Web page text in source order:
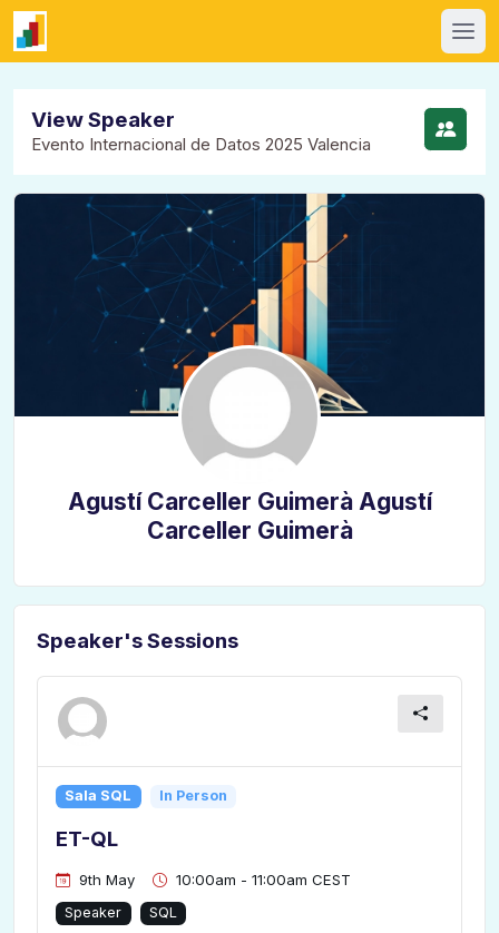
View Speaker
Evento Internacional de Datos 2025 Valencia
Agustí Carceller Guimerà Agustí
Carceller Guimerà
Speaker's Sessions
Sala SQL In Person
ET-QL
9th May 10:00am - 11:00am CEST
Speaker SQL